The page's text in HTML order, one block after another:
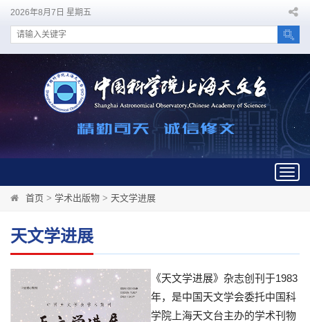
2026年8月7日 星期五
首页 > 学术出版物 > 天文学进展
天文学进展
《天文学进展》杂志创刊于1983
年，是中国天文学会委托中国科
学院上海天文台主办的学术刊物